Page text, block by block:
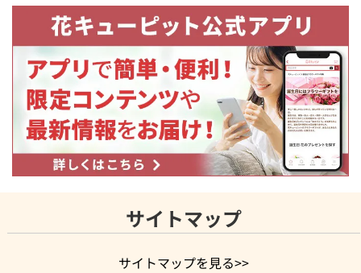
サイトマップ
サイトマップを見る>>